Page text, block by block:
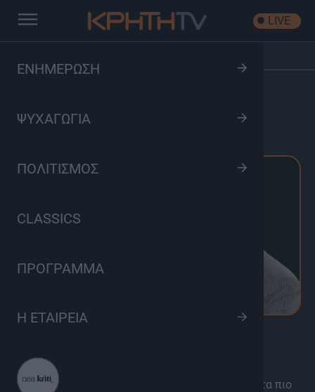
ΕΝΗΜΕΡΩΣΗ
ΨΥΧΑΓΩΓΙΑ
ΠΟΛΙΤΙΣΜΟΣ
CLASSICS
ΠΡΟΓΡΑΜΜΑ
Η ΕΤΑΙΡΕΙΑ
LIVE
Επιμέλεια – Παρουσίαση: Μάνος Δασκαλάκης
Η εκπομπή ΩΡΑ ΑΙΧΜΗΣ βάζει στο μικροσκόπιο τα πιο